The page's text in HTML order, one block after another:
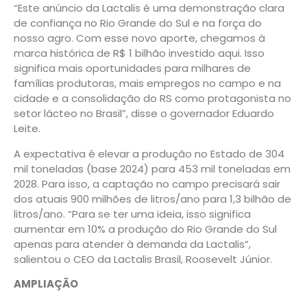
“Este anúncio da Lactalis é uma demonstração clara
de confiança no Rio Grande do Sul e na força do
nosso agro. Com esse novo aporte, chegamos à
marca histórica de R$ 1 bilhão investido aqui. Isso
significa mais oportunidades para milhares de
famílias produtoras, mais empregos no campo e na
cidade e a consolidação do RS como protagonista no
setor lácteo no Brasil”, disse o governador Eduardo
Leite.
A expectativa é elevar a produção no Estado de 304
mil toneladas (base 2024) para 453 mil toneladas em
2028. Para isso, a captação no campo precisará sair
dos atuais 900 milhões de litros/ano para 1,3 bilhão de
litros/ano. “Para se ter uma ideia, isso significa
aumentar em 10% a produção do Rio Grande do Sul
apenas para atender à demanda da Lactalis”,
salientou o CEO da Lactalis Brasil, Roosevelt Júnior.
AMPLIAÇÃO